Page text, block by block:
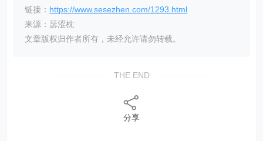
链接： https://www.sesezhen.com/1293.html
来源：瑟涩枕
文章版权归作者所有，未经允许请勿转载。
THE END
分享